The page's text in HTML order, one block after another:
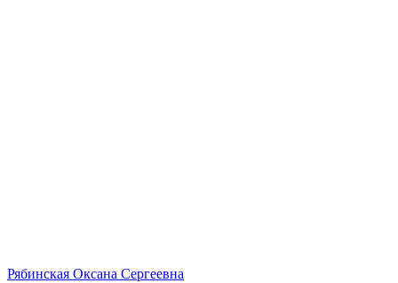
Рябинская Оксана Сергеевна